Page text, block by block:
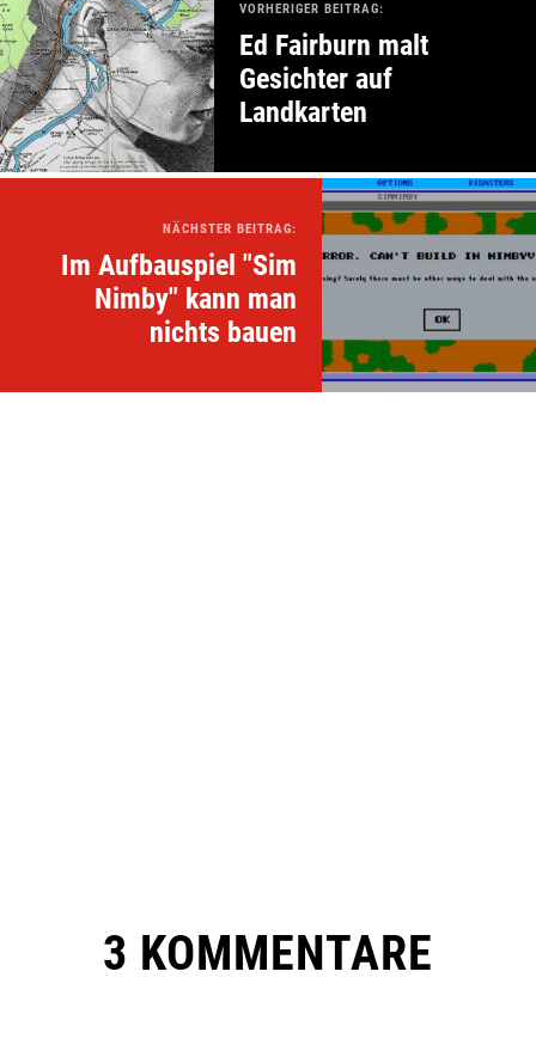
VORHERIGER BEITRAG:
Ed Fairburn malt
Gesichter auf
Landkarten
NÄCHSTER BEITRAG:
Im Aufbauspiel "Sim
Nimby" kann man
nichts bauen
3 KOMMENTARE